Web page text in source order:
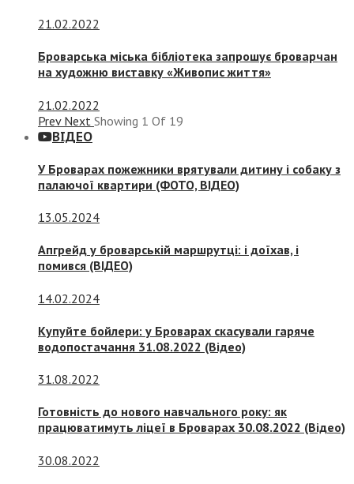
21.02.2022
Броварська міська бібліотека запрошує броварчан
на художню виставку «Живопис життя»
21.02.2022
Prev Next Showing 1 Of 19
ВІДЕО
У Броварах пожежники врятували дитину і собаку з
палаючої квартири (ФОТО, ВІДЕО)
13.05.2024
Апгрейд у броварській маршрутці: і доїхав, і
помився (ВІДЕО)
14.02.2024
Купуйте бойлери: у Броварах скасували гаряче
водопостачання 31.08.2022 (Відео)
31.08.2022
Готовність до нового навчального року: як
працюватимуть ліцеї в Броварах 30.08.2022 (Відео)
30.08.2022